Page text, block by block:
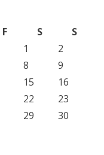
F S
S
1
2
8
9
15
16
22
23
29
30